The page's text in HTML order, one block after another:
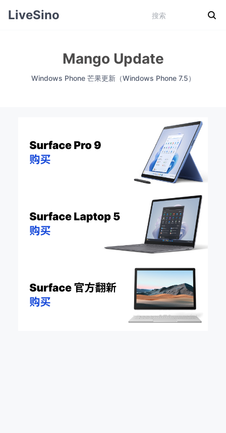
LiveSino
Mango Update
Windows Phone 芒果更新（Windows Phone 7.5）